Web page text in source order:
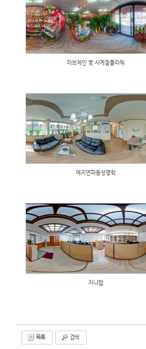
러브체인 꽃 사계절플라워
예지연파동성명학
지니랩
목록 검색